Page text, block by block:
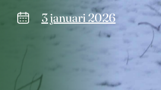
3 januari 2026